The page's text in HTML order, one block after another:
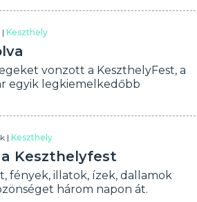
|Keszthely
vonzott a KeszthelyFest, a
egyik legkiemelkedőbb
|Keszthely
Keszthelyfest
fények, illatok, ízek, dallamok
három napon át.